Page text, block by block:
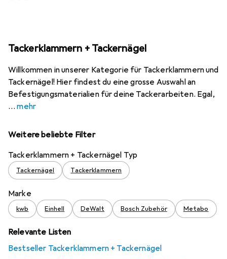
Tackerklammern + Tackernägel
Willkommen in unserer Kategorie für Tackerklammern und
Tackernägel! Hier findest du eine grosse Auswahl an
Befestigungsmaterialien für deine Tackerarbeiten. Egal,
mehr
Weitere beliebte Filter
Tackerklammern + Tackernägel Typ
Tackernägel Tackerklammern
Marke
kwb Einhell DeWalt Bosch Zubehör Metabo
Relevante Listen
Bestseller Tackerklammern + Tackernägel